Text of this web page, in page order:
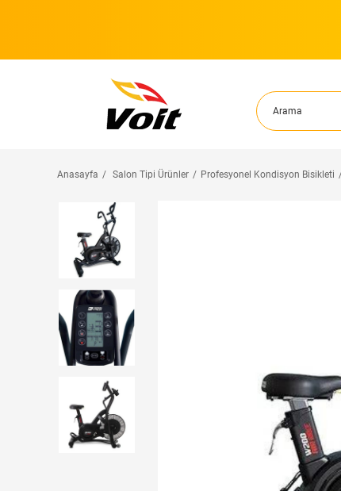
Anasayfa Salon Tipi Ürünler Profesyonel Kondisyon Bisikleti